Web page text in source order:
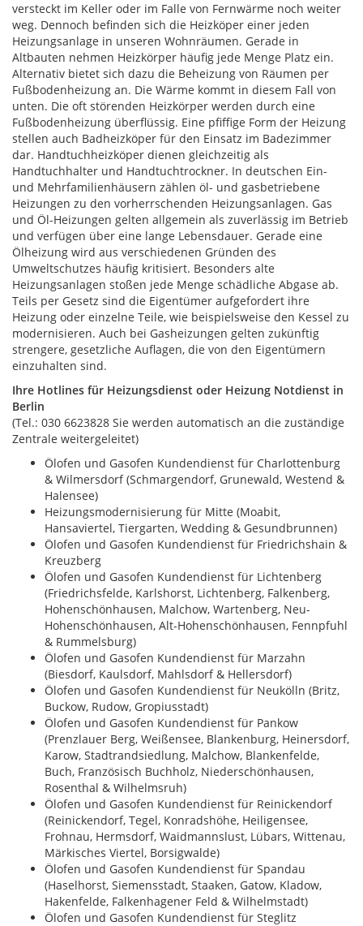
versteckt im Keller oder im Falle von Fernwärme noch weiter
weg. Dennoch befinden sich die Heizköper einer jeden
Heizungsanlage in unseren Wohnräumen. Gerade in
Altbauten nehmen Heizkörper häufig jede Menge Platz ein.
Alternativ bietet sich dazu die Beheizung von Räumen per
Fußbodenheizung an. Die Wärme kommt in diesem Fall von
unten. Die oft störenden Heizkörper werden durch eine
Fußbodenheizung überflüssig. Eine pfiffige Form der Heizung
stellen auch Badheizköper für den Einsatz im Badezimmer
dar. Handtuchheizköper dienen gleichzeitig als
Handtuchhalter und Handtuchtrockner. In deutschen Ein-
und Mehrfamilienhäusern zählen öl- und gasbetriebene
Heizungen zu den vorherrschenden Heizungsanlagen. Gas
und Öl-Heizungen gelten allgemein als zuverlässig im Betrieb
und verfügen über eine lange Lebensdauer. Gerade eine
Ölheizung wird aus verschiedenen Gründen des
Umweltschutzes häufig kritisiert. Besonders alte
Heizungsanlagen stoßen jede Menge schädliche Abgase ab.
Teils per Gesetz sind die Eigentümer aufgefordert ihre
Heizung oder einzelne Teile, wie beispielsweise den Kessel zu
modernisieren. Auch bei Gasheizungen gelten zukünftig
strengere, gesetzliche Auflagen, die von den Eigentümern
einzuhalten sind.
Ihre Hotlines für Heizungsdienst oder Heizung Notdienst in
Berlin
(Tel.: 030 6623828 Sie werden automatisch an die zuständige
Zentrale weitergeleitet)
Ölofen und Gasofen Kundendienst für Charlottenburg
& Wilmersdorf (Schmargendorf, Grunewald, Westend &
Halensee)
Heizungsmodernisierung für Mitte (Moabit,
Hansaviertel, Tiergarten, Wedding & Gesundbrunnen)
Ölofen und Gasofen Kundendienst für Friedrichshain &
Kreuzberg
Ölofen und Gasofen Kundendienst für Lichtenberg
(Friedrichsfelde, Karlshorst, Lichtenberg, Falkenberg,
Hohenschönhausen, Malchow, Wartenberg, Neu-
Hohenschönhausen, Alt-Hohenschönhausen, Fennpfuhl
& Rummelsburg)
Ölofen und Gasofen Kundendienst für Marzahn
(Biesdorf, Kaulsdorf, Mahlsdorf & Hellersdorf)
Ölofen und Gasofen Kundendienst für Neukölln (Britz,
Buckow, Rudow, Gropiusstadt)
Ölofen und Gasofen Kundendienst für Pankow
(Prenzlauer Berg, Weißensee, Blankenburg, Heinersdorf,
Karow, Stadtrandsiedlung, Malchow, Blankenfelde,
Buch, Französisch Buchholz, Niederschönhausen,
Rosenthal & Wilhelmsruh)
Ölofen und Gasofen Kundendienst für Reinickendorf
(Reinickendorf, Tegel, Konradshöhe, Heiligensee,
Frohnau, Hermsdorf, Waidmannslust, Lübars, Wittenau,
Märkisches Viertel, Borsigwalde)
Ölofen und Gasofen Kundendienst für Spandau
(Haselhorst, Siemensstadt, Staaken, Gatow, Kladow,
Hakenfelde, Falkenhagener Feld & Wilhelmstadt)
Ölofen und Gasofen Kundendienst für Steglitz